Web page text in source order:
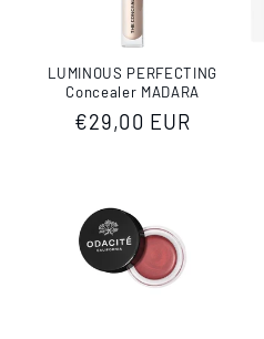
LUMINOUS PERFECTING
Concealer MADARA
Normale
€29,00 EUR